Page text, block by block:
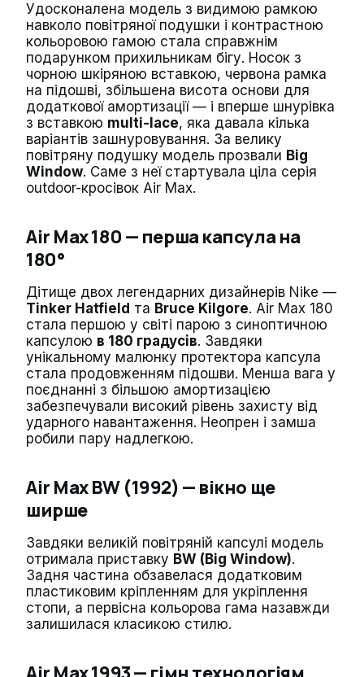
Удосконалена модель з видимою рамкою
навколо повітряної подушки і контрастною
кольоровою гамою стала справжнім
подарунком прихильникам бігу. Носок з
чорною шкіряною вставкою, червона рамка
на підошві, збільшена висота основи для
додаткової амортизації — і вперше шнурівка
з вставкою multi-lace, яка давала кілька
варіантів зашнуровування. За велику
повітряну подушку модель прозвали Big
Window. Саме з неї стартувала ціла серія
outdoor-кросівок Air Max.
Air Max 180 — перша капсула на
180°
Дітище двох легендарних дизайнерів Nike —
Tinker Hatfield та Bruce Kilgore. Air Max 180
стала першою у світі парою з синоптичною
капсулою в 180 градусів. Завдяки
унікальному малюнку протектора капсула
стала продовженням підошви. Менша вага у
поєднанні з більшою амортизацією
забезпечували високий рівень захисту від
ударного навантаження. Неопрен і замша
робили пару надлегкою.
Air Max BW (1992) — вікно ще
ширше
Завдяки великій повітряній капсулі модель
отримала приставку BW (Big Window).
Задня частина обзавелася додатковим
пластиковим кріпленням для укріплення
стопи, а первісна кольорова гама назавжди
залишилася класикою стилю.